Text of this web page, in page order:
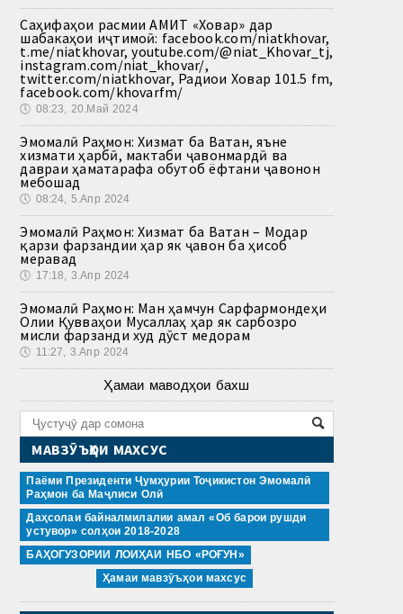
Саҳифаҳои расмии АМИТ «Ховар» дар
шабакаҳои иҷтимоӣ: facebook.com/niatkhovar,
t.me/niatkhovar, youtube.com/@niat_Khovar_tj,
instagram.com/niat_khovar/,
twitter.com/niatkhovar, Радиои Ховар 101.5 fm,
facebook.com/khovarfm/
🕔 08:23, 20.Май 2024
Эмомалӣ Раҳмон: Хизмат ба Ватан, яъне
хизмати ҳарбӣ, мактаби ҷавонмардӣ ва
давраи ҳаматарафа обутоб ёфтани ҷавонон
мебошад
🕔 08:24, 5.Апр 2024
Эмомалӣ Раҳмон: Хизмат ба Ватан – Модар
қарзи фарзандии ҳар як ҷавон ба ҳисоб
меравад
🕔 17:18, 3.Апр 2024
Эмомалӣ Раҳмон: Ман ҳамчун Сарфармондеҳи
Олии Қувваҳои Мусаллаҳ ҳар як сарбозро
мисли фарзанди худ дӯст медорам
🕔 11:27, 3.Апр 2024
Ҳамаи маводҳои бахш
МАВЗӮЪҲОИ МАХСУС
Паёми Президенти Ҷумҳурии Тоҷикистон Эмомалӣ
Раҳмон ба Маҷлиси Олӣ
Даҳсолаи байналмилалии амал «Об барои рушди
устувор» солҳои 2018-2028
БАҲОГУЗОРИИ ЛОИҲАИ НБО «РОҒУН»
Ҳамаи мавзӯъҳои махсус